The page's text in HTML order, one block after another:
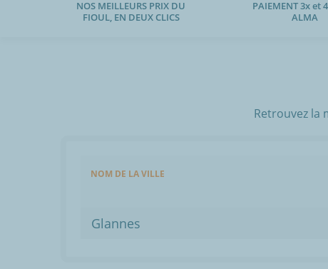
NOS MEILLEURS PRIX DU
FIOUL, EN DEUX CLICS
PAIEMENT 3x et
ALMA
Retrouvez la
NOM DE LA VILLE
Glannes